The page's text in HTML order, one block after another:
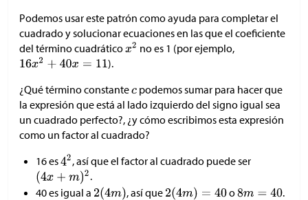
Podemos usar este patrón como ayuda para completar el
cuadrado y solucionar ecuaciones en las que el coeficiente
del término cuadrático
no es 1 (por ejemplo,
).
¿Qué término constante podemos sumar para hacer que
la expresión que está al lado izquierdo del signo igual sea
un cuadrado perfecto?, ¿y cómo escribimos esta expresión
como un factor al cuadrado?
16 es
, así que el factor al cuadrado puede ser
.
40 es igual a
, así que o
.